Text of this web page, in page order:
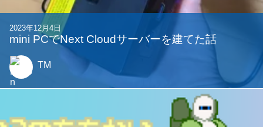
2023年12月4日
mini PCでNext Cloudサーバーを建てた話
TM